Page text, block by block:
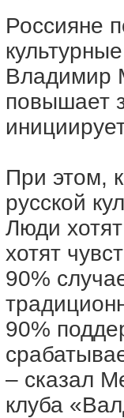
Россияне
Владимир
повышает
При этом,
русской
Люди
хотят
90%
90%
– сказал
клуба